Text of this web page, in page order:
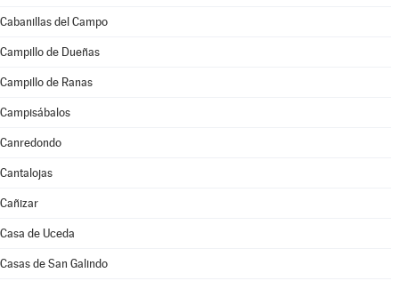
Cabanillas del Campo
Campillo de Dueñas
Campillo de Ranas
Campisábalos
Canredondo
Cantalojas
Cañizar
Casa de Uceda
Casas de San Galindo